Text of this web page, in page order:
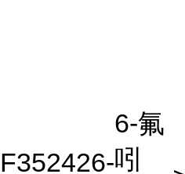
F352426-
6-氟
吲